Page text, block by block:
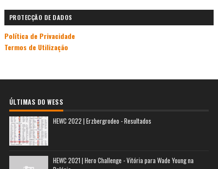
PROTECÇÃO DE DADOS
Política de Privacidade
Termos de Utilização
ÚLTIMAS DO WESS
HEWC 2022 | Erzbergrodeo - Resultados
HEWC 2021 | Hero Challenge - Vitória para Wade Young na